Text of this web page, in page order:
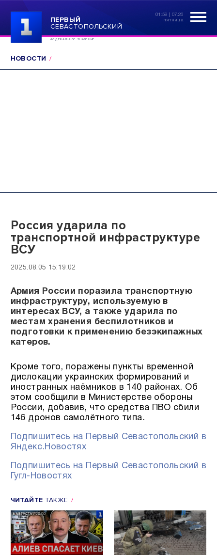
ПЕРВЫЙ
СЕВАСТОПОЛЬСКИЙ
ФЕДЕРАЛЬНОЕ ЗНАЧЕНИЕ
01:59 | 07.26
пятница
НОВОСТИ
Россия ударила по
транспортной инфраструктуре
ВСУ
2025.08.05 15:19:02
Армия России поразила транспортную
инфраструктуру, используемую в
интересах ВСУ, а также ударила по
местам хранения беспилотников и
подготовки к применению безэкипажных
катеров.
Кроме того, поражены пункты временной
дислокации украинских формирований и
иностранных наёмников в 140 районах. Об
этом сообщили в Министерстве обороны
России, добавив, что средства ПВО сбили
146 дронов самолётного типа.
Подпишитесь на Первый Севастопольский в
Яндекс.Новостях
Подпишитесь на Первый Севастопольский в
Гугл-Новостях
ЧИТАЙТЕ ТАКЖЕ